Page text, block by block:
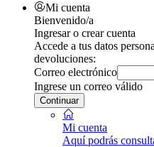
Mi cuenta
Bienvenido/a
Ingresar o crear cuenta
Accede a tus datos
devoluciones:
Correo electrónico
Ingrese un correo válido
Continuar
Mi cuenta
Aquí podrás